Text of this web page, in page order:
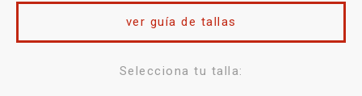
Selecciona tu talla:
ver guía de tallas